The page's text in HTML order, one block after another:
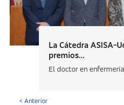
La Cátedra ASISA-
premios...
El doctor en
< Anterior